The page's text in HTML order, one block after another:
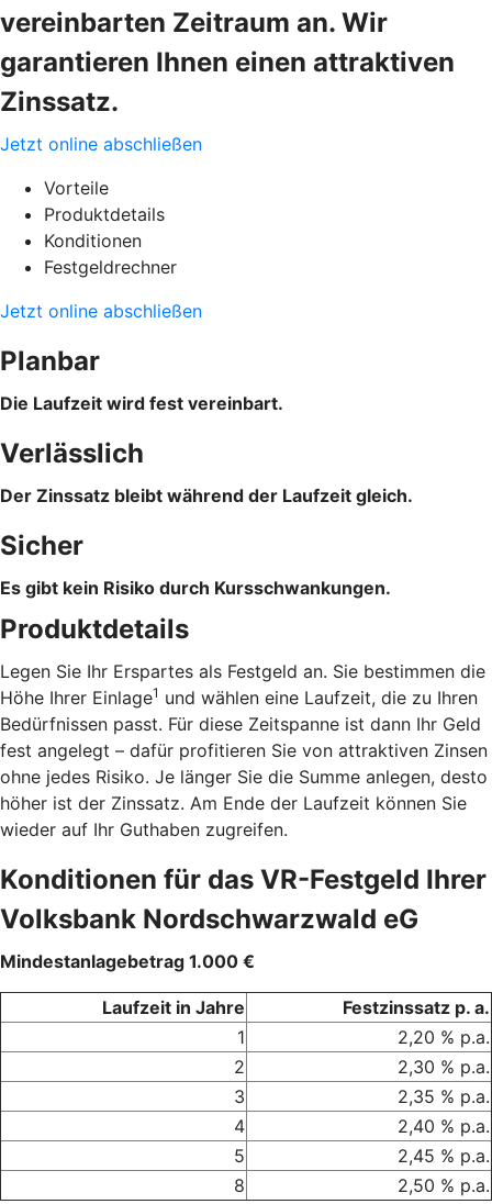
vereinbarten Zeitraum an. Wir
garantieren Ihnen einen attraktiven
Zinssatz.
Jetzt online abschließen
Vorteile
Produktdetails
Konditionen
Festgeldrechner
Jetzt online abschließen
Planbar
Die Laufzeit wird fest vereinbart.
Verlässlich
Der Zinssatz bleibt während der Laufzeit gleich.
Sicher
Es gibt kein Risiko durch Kursschwankungen.
Produktdetails
Legen Sie Ihr Erspartes als Festgeld an. Sie bestimmen die
Höhe Ihrer Einlage1 und wählen eine Laufzeit, die zu Ihren
Bedürfnissen passt. Für diese Zeitspanne ist dann Ihr Geld
fest angelegt – dafür profitieren Sie von attraktiven Zinsen
ohne jedes Risiko. Je länger Sie die Summe anlegen, desto
höher ist der Zinssatz. Am Ende der Laufzeit können Sie
wieder auf Ihr Guthaben zugreifen.
Konditionen für das VR-Festgeld Ihrer
Volksbank Nordschwarzwald eG
Mindestanlagebetrag 1.000 €
Laufzeit in Jahre
Festzinssatz p. a.
1
2,20 % p.a.
2
2,30 % p.a.
3
2,35 % p.a.
4
2,40 % p.a.
5
2,45 % p.a.
8
2,50 % p.a.